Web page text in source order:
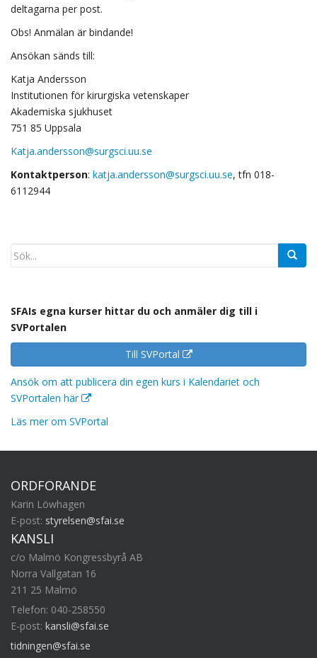
deltagarna per post.
Obs! Anmälan är bindande!
Ansökan sänds till:
Katja Andersson
Institutionen för kirurgiska vetenskaper
Akademiska sjukhuset
751 85 Uppsala
Katja.andersson@surgsci.uu.se
Kontaktperson: katja.andersson@surgsci.uu.se, tfn 018-
6112944
SFAIs egna kurser hittar du och anmäler dig till i
SVPortalen
Till SVPortal
Ansök om att publicera din egen kurs i Kalendariet och
SVPortalen här
Läs mer om SVPortal
ORDFÖRANDE
Karin Löwhagen
E-post: styrelsen@sfai.se
KANSLI
c/o Malmö Kongressbyrå AB
Norra Vallgatan 16
211 25 Malmö
Telefon: 040-258550
E-post: kansli@sfai.se
tidningen@sfai.se